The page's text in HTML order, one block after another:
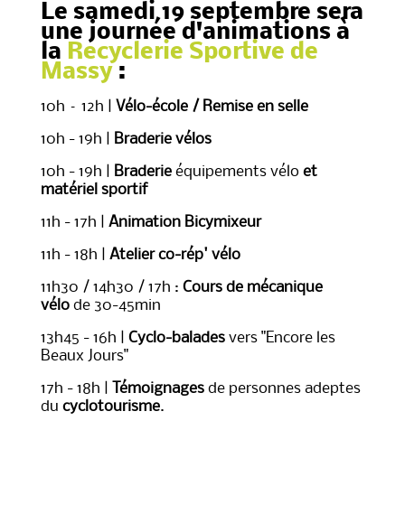
Le samedi 19 septembre sera
une journée d'animations à
la Recyclerie Sportive de
Massy:
10h – 12h | Vélo-école / Remise en selle
10h - 19h | Braderie vélos
10h - 19h | Braderieéquipements vélo et
matériel sportif
11h - 17h | Animation Bicymixeur
11h - 18h | Atelier co-rép' vélo
11h30 / 14h30 / 17h : Cours de mécanique
vélode 30-45min
13h45 - 16h | Cyclo-balades vers "Encore les
Beaux Jours"
17h - 18h | Témoignagesde personnes adeptes
du cyclotourisme.